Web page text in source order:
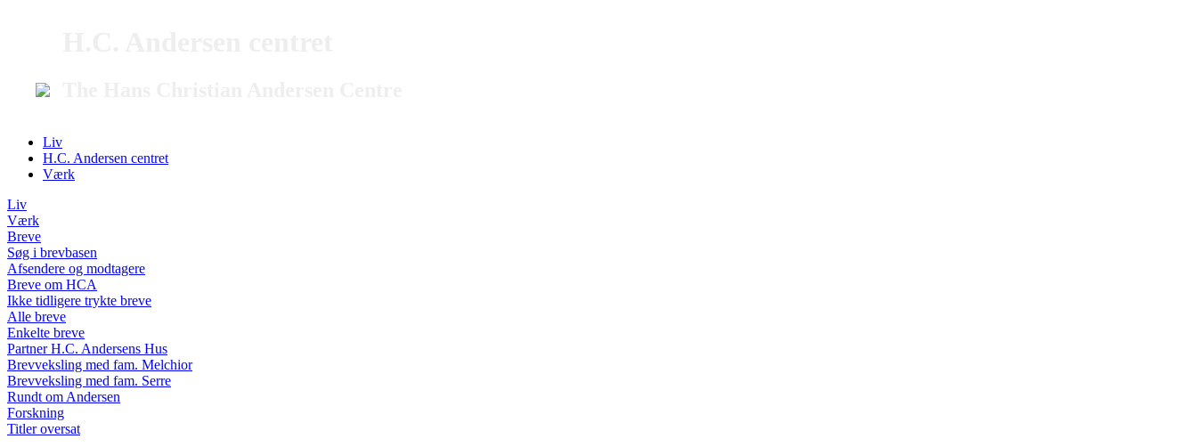
Liv
H.C. Andersen centret
Værk
Liv
Værk
Breve
Søg i brevbasen
Afsendere og modtagere
Breve om HCA
Ikke tidligere trykte breve
Alle breve
Enkelte breve
Partner H.C. Andersens Hus
Brevveksling med fam. Melchior
Brevveksling med fam. Serre
Rundt om Andersen
Forskning
Titler oversat